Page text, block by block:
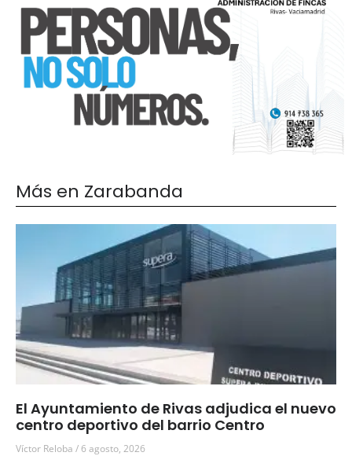
Más en Zarabanda
El Ayuntamiento de Rivas adjudica el nuevo
centro deportivo del barrio Centro
Víctor Reloba 6 agosto, 2026